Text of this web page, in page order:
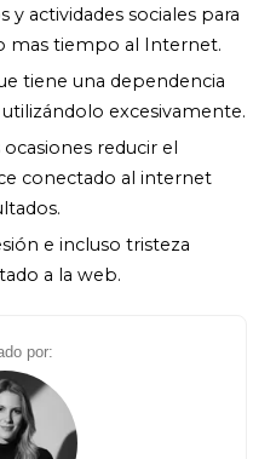
actividades sociales para
mas tiempo al Internet.
tiene una dependencia
excesivamente.
reducir el
conectado al internet
e incluso tristeza
a la web.
por: